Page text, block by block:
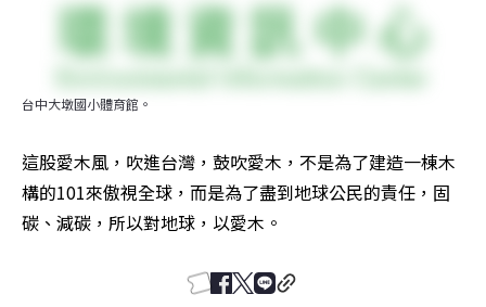
台中大墩國小體育館。
這股愛木風，吹進台灣，鼓吹愛木，不是為了建造一棟木
構的101來傲視全球，而是為了盡到地球公民的責任，固
碳、減碳，所以對地球，以愛木。